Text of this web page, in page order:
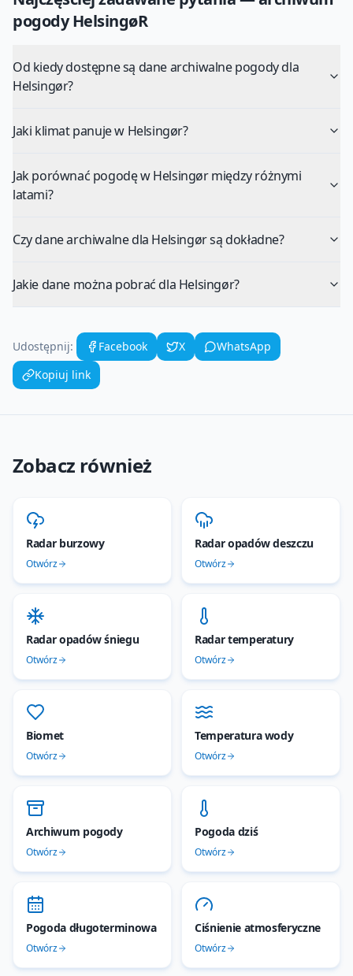
pogodyHelsingøR
Od kiedy dostępne są dane archiwalne pogody dla
Helsingør?
Jaki klimat panuje w Helsingør?
Jak porównać pogodę w Helsingør między różnymi
latami?
Czy dane archiwalne dla Helsingør są dokładne?
Jakie dane można pobrać dla Helsingør?
Udostępnij: Facebook X
WhatsApp
Kopiuj link
Zobacz również
Radar burzowy
Otwórz
Radar opadów deszczu
Otwórz
Radar opadów śniegu
Otwórz
Radar temperatury
Otwórz
Biomet
Otwórz
Temperatura wody
Otwórz
Archiwum pogody
Otwórz
Pogoda dziś
Otwórz
Pogoda długoterminowa
Otwórz
Ciśnienie atmosferyczne
Otwórz